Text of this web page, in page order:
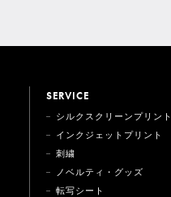
SERVICE
シルクスクリーンプリント
インクジェットプリント
刺繍
ノベルティ・グッズ
転写シート